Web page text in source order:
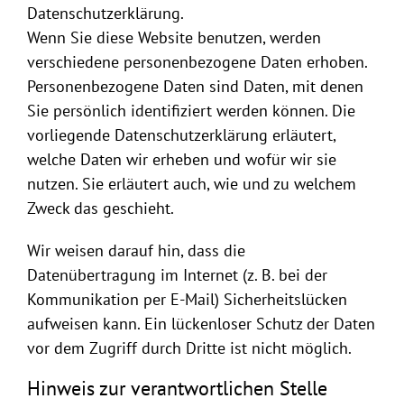
Datenschutzerklärung.
Wenn Sie diese Website benutzen, werden
verschiedene personenbezogene Daten erhoben.
Personenbezogene Daten sind Daten, mit denen
Sie persönlich identifiziert werden können. Die
vorliegende Datenschutzerklärung erläutert,
welche Daten wir erheben und wofür wir sie
nutzen. Sie erläutert auch, wie und zu welchem
Zweck das geschieht.
Wir weisen darauf hin, dass die
Datenübertragung im Internet (z. B. bei der
Kommunikation per E-Mail) Sicherheitslücken
aufweisen kann. Ein lückenloser Schutz der Daten
vor dem Zugriff durch Dritte ist nicht möglich.
Hinweis zur verantwortlichen Stelle